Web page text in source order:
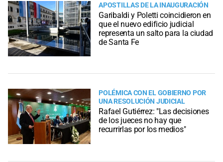
APOSTILLAS DE LA INAUGURACIÓN
Garibaldi y Poletti coincidieron en
que el nuevo edificio judicial
representa un salto para la ciudad
de Santa Fe
POLÉMICA CON EL GOBIERNO POR
UNA RESOLUCIÓN JUDICIAL
Rafael Gutiérrez: "Las decisiones
de los jueces no hay que
recurrirlas por los medios"